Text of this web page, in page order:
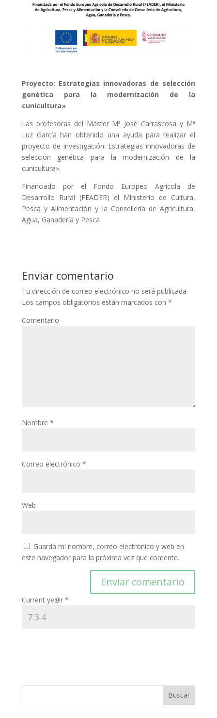
Proyecto: Estrategias innovadoras de selección
genética para la modernización de la
cunicultura»
Las profesoras del Máster Mª José Carrascosa y Mª
Luz García han obtenido una ayuda para realizar el
proyecto de investigación: Estrategias innovadoras de
selección genética para la modernización de la
cunicultura».
Financiado por el Fondo Europeo Agrícola de
Desarrollo Rural (FEADER) el Ministerio de Cultura,
Pesca y Alimentación y la Consellería de Agricultura,
Agua, Ganadería y Pesca
Enviar comentario
Tu dirección de correo electrónico no será publicada.
Los campos obligatorios están marcados con *
Comentario
Nombre *
Correo electrónico *
Web
Guarda mi nombre, correo electrónico y web en
este navegador para la próxima vez que comente.
Current ye@r *